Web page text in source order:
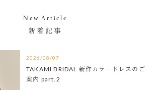
New Article
新着記事
2026/08/07
TAKAMI BRIDAL 新作カラードレスのご
案内 part.2